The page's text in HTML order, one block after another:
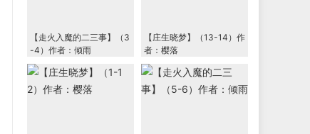
【走火入魔的二三事】（3
-4）作者：倾雨
【庄生晓梦】（13-14）作
者：樱落